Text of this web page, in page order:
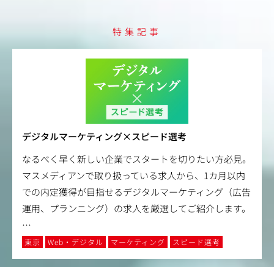
特集記事
デジタルマーケティング×スピード選考
なるべく早く新しい企業でスタートを切りたい方必見。
マスメディアンで取り扱っている求人から、1カ月以内
での内定獲得が目指せるデジタルマーケティング（広告
運用、プランニング）の求人を厳選してご紹介します。
…
東京 Web・デジタル マーケティング スピード選考